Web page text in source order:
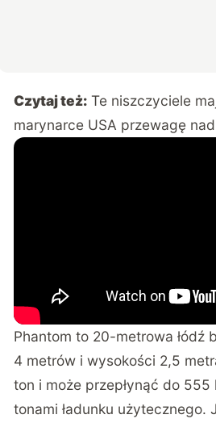
Czytaj też: Te niszczyciele
marynarce USA przewagę
Phantom to 20-metrowa łódź
4 metrów i wysokości 2,5
ton i może przepłynąć do 555
tonami ładunku użytecznego.